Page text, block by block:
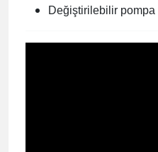
Değiştirilebilir pompa